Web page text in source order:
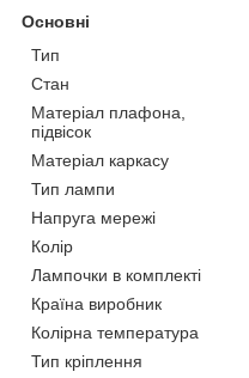
Основні
Тип
Стан
Матеріал плафона,
підвісок
Матеріал каркасу
Тип лампи
Напруга мережі
Колір
Лампочки в комплекті
Країна виробник
Колірна температура
Тип кріплення